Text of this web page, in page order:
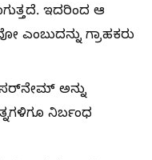
ಇದರಿಂದ ಆ
ಎಂಬುದನ್ನು ಗ್ರಾಹಕರು
ಅನ್ನು
ನಿರ್ಬಂಧ